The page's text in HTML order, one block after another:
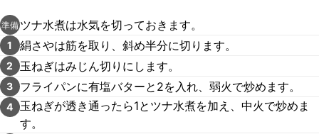
準備 ツナ水煮は水気を切っておきます。
1 絹さやは筋を取り、斜め半分に切ります。
2 玉ねぎはみじん切りにします。
3 フライパンに有塩バターと2を入れ、弱火で炒めます。
4
玉ねぎが透き通ったら1とツナ水煮を加え、中火で炒めま
す。